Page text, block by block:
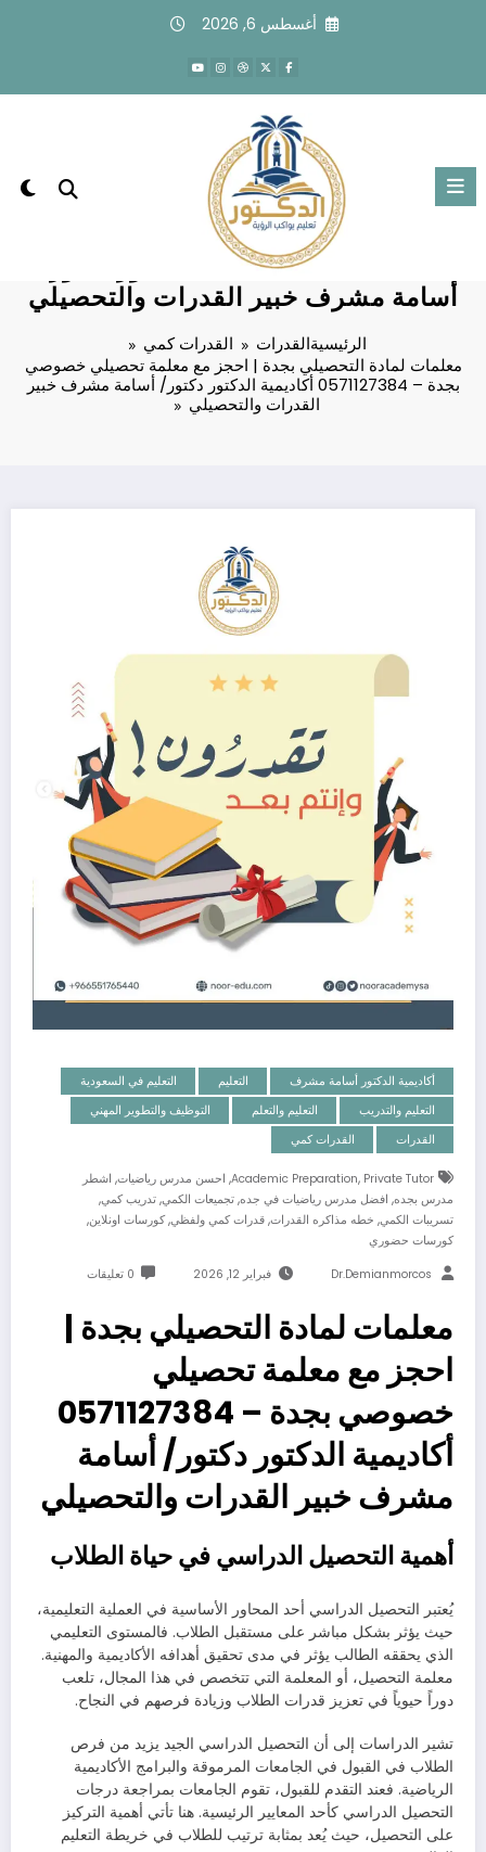
أغسطس 6, 2026
معلمات لمادة التحصيلي بجدة | احجز مع
معلمة تحصيلي خصوصي بجدة –
0571127384 أكاديمية الدكتور دكتور/
أسامة مشرف خبير القدرات والتحصيلي
الرئيسيةالقدرات
القدرات كمي
معلمات لمادة التحصيلي بجدة | احجز مع معلمة تحصيلي خصوصي
بجدة – 0571127384 أكاديمية الدكتور دكتور/ أسامة مشرف خبير
القدرات والتحصيلي
أكاديمية الدكتور أسامة مشرف التعليم
التعليم في السعودية
التعليم والتدريب
التعليم والتعلم
التوظيف والتطوير المهني
القدرات
القدرات كمي
Academic Preparation, Private Tutor
, احسن مدرس رياضيات, اشطر
مدرس بجده, افضل مدرس رياضيات في جده, تجميعات الكمي, تدريب كمي,
تسريبات الكمي, خطه مذاكره القدرات, قدرات كمي ولفظي,كورسات اونلاين,
كورسات حضوري
Dr.demianmorcos فبراير 12, 2026 0 تعليقات
معلمات لمادة التحصيلي بجدة |
احجز مع معلمة تحصيلي
خصوصي بجدة – 0571127384
أكاديمية الدكتور دكتور/ أسامة
مشرف خبير القدرات والتحصيلي
أهمية التحصيل الدراسي في حياة الطلاب
يُعتبر التحصيل الدراسي أحد المحاور الأساسية في العملية التعليمية،
حيث يؤثر بشكل مباشر على مستقبل الطلاب. فالمستوى التعليمي
الذي يحققه الطالب يؤثر في مدى تحقيق أهدافه الأكاديمية والمهنية.
معلمة التحصيل، أو المعلمة التي تتخصص في هذا المجال، تلعب
دوراً حيوياً في تعزيز قدرات الطلاب وزيادة فرصهم في النجاح.
تشير الدراسات إلى أن التحصيل الدراسي الجيد يزيد من فرص
الطلاب في القبول في الجامعات المرموقة والبرامج الأكاديمية
الرياضية. فعند التقدم للقبول، تقوم الجامعات بمراجعة درجات
التحصيل الدراسي كأحد المعايير الرئيسية. هنا تأتي أهمية التركيز
على التحصيل، حيث يُعد بمثابة ترتيب للطلاب في خريطة التعليم